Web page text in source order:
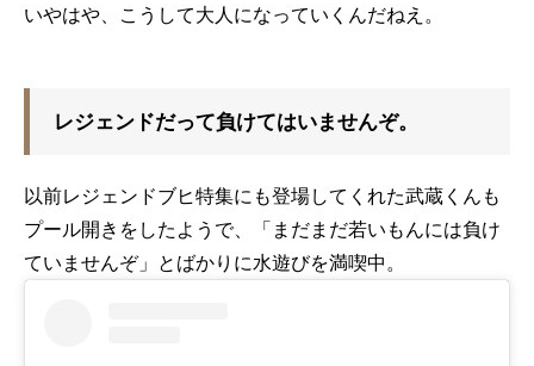
いやはや、こうして大人になっていくんだねえ。
レジェンドだって負けてはいませんぞ。
以前レジェンドブヒ特集にも登場してくれた武蔵くんも
プール開きをしたようで、「まだまだ若いもんには負け
ていませんぞ」とばかりに水遊びを満喫中。